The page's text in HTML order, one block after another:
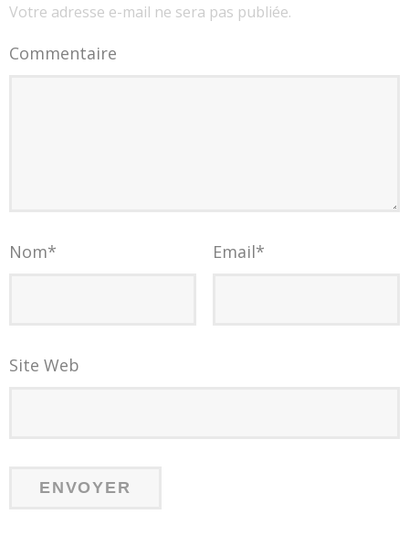
Votre adresse e-mail ne sera pas publiée.
Commentaire
Nom* Email*
Site Web